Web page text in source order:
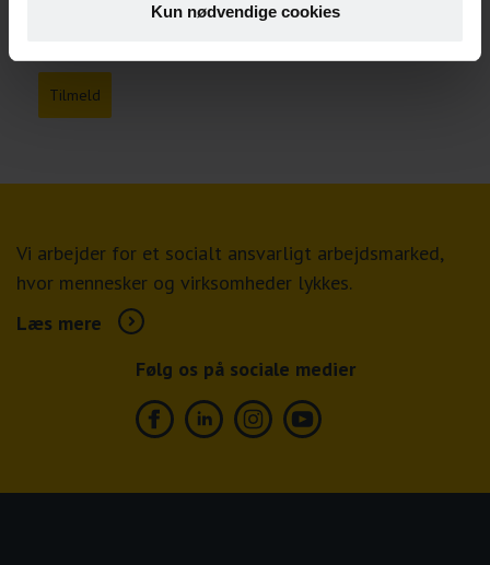
Kun nødvendige cookies
Tilmeld
Vi arbejder for et socialt ansvarligt arbejdsmarked,
hvor mennesker og virksomheder lykkes.
Læs mere
Følg os på sociale medier